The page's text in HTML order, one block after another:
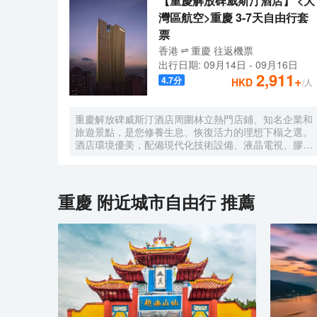
灣區航空>重慶 3-7天自由行套
票
香港 重慶 往返機票
出行日期: 09月14日 - 09月16日
4.7分 HKD 2,911+/人
重慶解放碑威斯汀酒店周圍林立熱門店鋪、知名企業和
旅遊景點，是您修養生息、恢復活力的理想下榻之選。
酒店環境優美，配備現代化技術設備、液晶電視、膠囊
重慶 附近城市自由行 推薦